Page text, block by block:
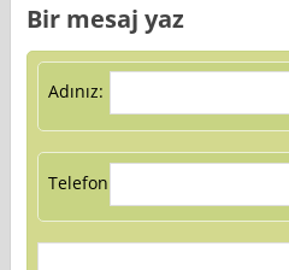
Bir mesaj yaz
Adınız:
Telefon: